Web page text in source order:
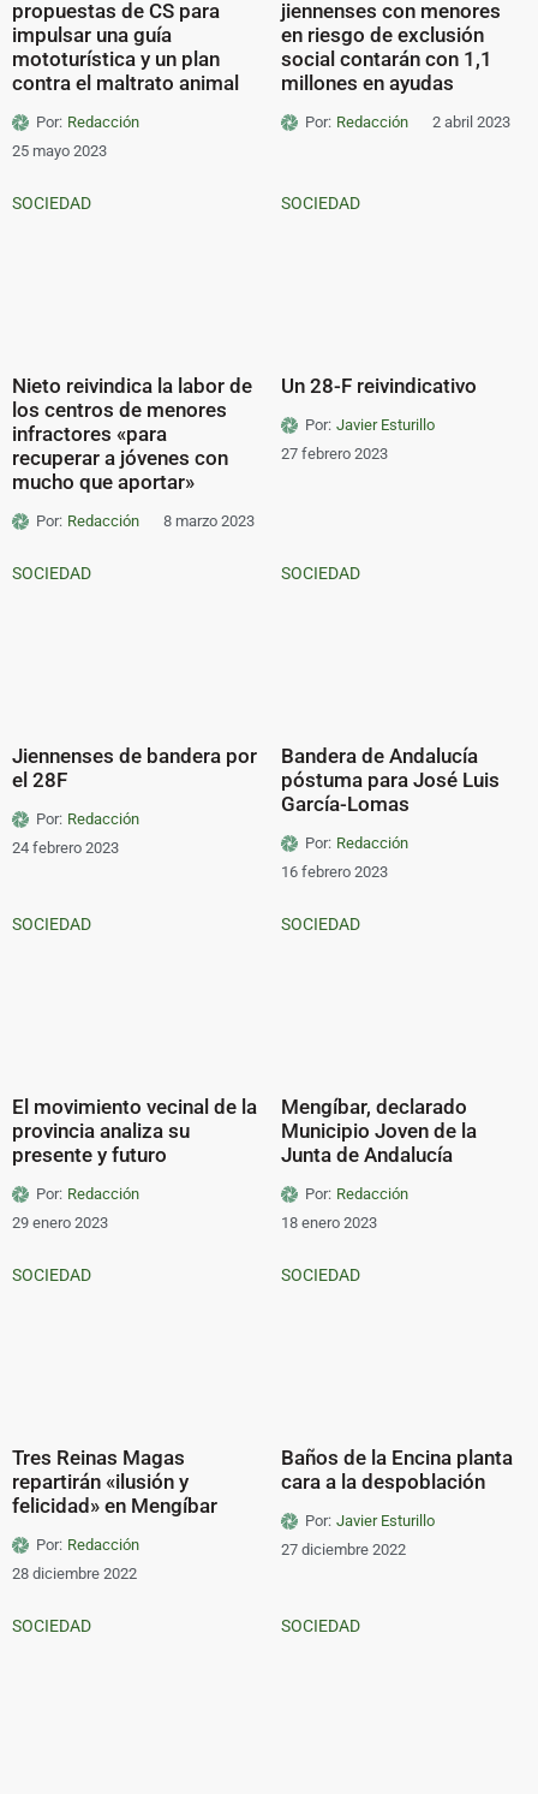
propuestas de CS para
impulsar una guía
mototurística y un plan
contra el maltrato animal
Por: Redacción
25 mayo 2023
jiennenses con menores
en riesgo de exclusión
social contarán con 1,1
millones en ayudas
Por: Redacción 2 abril 2023
SOCIEDAD
Nieto reivindica la labor de
los centros de menores
infractores «para
recuperar a jóvenes con
mucho que aportar»
Por: Redacción 8 marzo 2023
SOCIEDAD
Un 28-F reivindicativo
Por: Javier Esturillo
27 febrero 2023
SOCIEDAD
Jiennenses de bandera por
el 28F
Por: Redacción
24 febrero 2023
SOCIEDAD
Bandera de Andalucía
póstuma para José Luis
García-Lomas
Por: Redacción
16 febrero 2023
SOCIEDAD
El movimiento vecinal de la
provincia analiza su
presente y futuro
Por: Redacción
29 enero 2023
SOCIEDAD
Mengíbar, declarado
Municipio Joven de la
Junta de Andalucía
Por: Redacción
18 enero 2023
SOCIEDAD
Tres Reinas Magas
repartirán «ilusión y
felicidad» en Mengíbar
Por: Redacción
28 diciembre 2022
SOCIEDAD
Baños de la Encina planta
cara a la despoblación
Por: Javier Esturillo
27 diciembre 2022
SOCIEDAD SOCIEDAD